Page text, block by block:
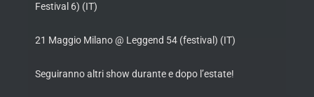
Festival 6) (IT)
21 Maggio Milano @ Leggend 54 (festival) (IT)
Seguiranno altri show durante e dopo l’estate!